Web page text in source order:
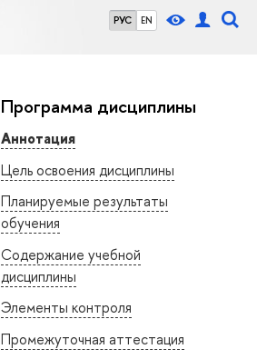
РУС EN
Программа дисциплины
Аннотация
Цель освоения дисциплины
Планируемые результаты
обучения
Содержание учебной
дисциплины
Элементы контроля
Промежуточная аттестация